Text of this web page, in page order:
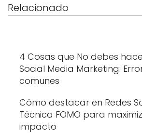
Relacionado
4 Cosas que No debes
Social Media Marketing:
comunes
Cómo destacar en Redes
Técnica FOMO para
impacto